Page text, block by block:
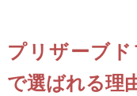
プリザーブ
で選ばれる理由